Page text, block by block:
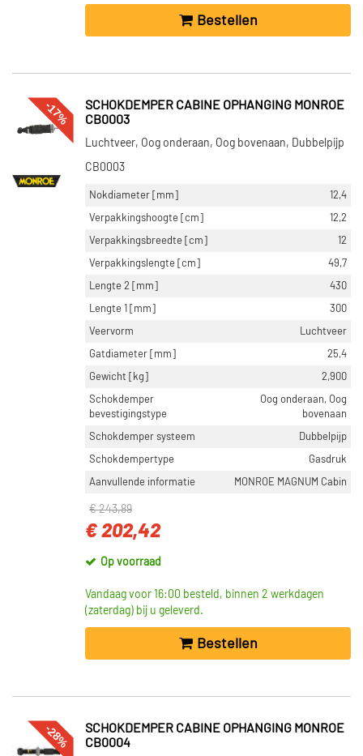
Bestellen
-17%
SCHOKDEMPER CABINE OPHANGING MONROE
CB0003
Luchtveer, Oog onderaan, Oog bovenaan, Dubbelpijp
CB0003
Nokdiameter [mm]
12,4
Verpakkingshoogte [cm]
12,2
Verpakkingsbreedte [cm]
12
Verpakkingslengte [cm]
49,7
Lengte 2 [mm]
430
Lengte 1 [mm]
300
Veervorm
Luchtveer
Gatdiameter [mm]
25,4
Gewicht [kg]
2,900
Schokdemper
bevestigingstype
Oog onderaan, Oog
bovenaan
Schokdemper systeem
Dubbelpijp
Schokdempertype
Gasdruk
Aanvullende informatie
MONROE MAGNUM Cabin
€ 243,89
€ 202,42
Op voorraad
Vandaag voor 16:00 besteld, binnen 2 werkdagen
(zaterdag) bij u geleverd.
Bestellen
-28%
SCHOKDEMPER CABINE OPHANGING MONROE
CB0004